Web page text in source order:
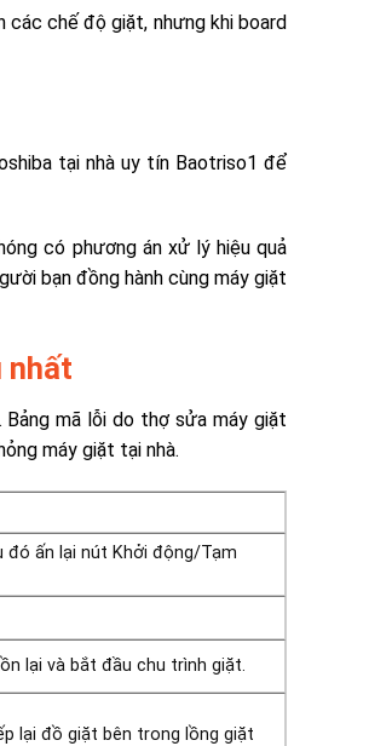
các chế độ giặt, nhưng khi board
tại nhàuy tín Baotriso1 để
có phương án xử lý hiệu quả
bạn đồng hành cùng máy giặt
nhất
mã lỗi do thợ sửa máy giặt
máy giặt tại nhà.
đó ấn lại nút Khởi động/Tạm
lại và bắt đầu chu trình giặt.
lại đồ giặt bên trong lồng giặt